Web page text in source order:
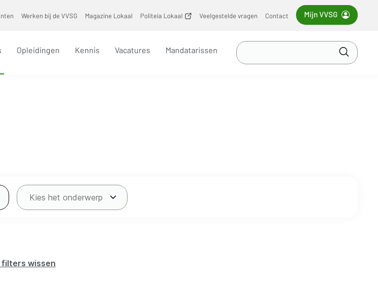
Werken bij de VVSG Magazine Lokaal Politeia Lokaal
(opent
Veelgestelde vragen Contact Mijn VVSG
Opleidingen Kennis Vacatures Mandatarissen
Zoek
in
Kies het onderwerp
filters wissen